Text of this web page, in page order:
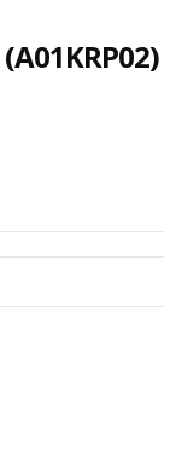
(A01KRP02)